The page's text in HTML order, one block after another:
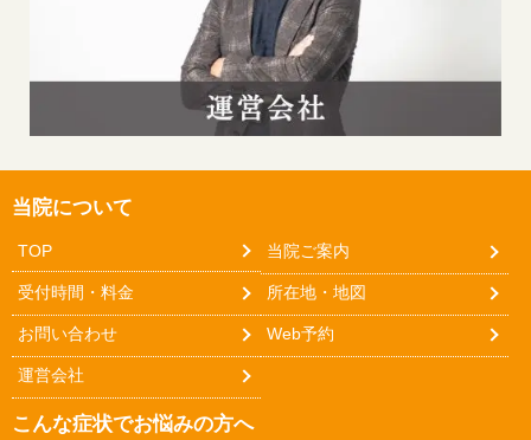
当院について
TOP 当院ご案内
受付時間・料金 所在地・地図
お問い合わせ Web予約
運営会社
こんな症状でお悩みの方へ